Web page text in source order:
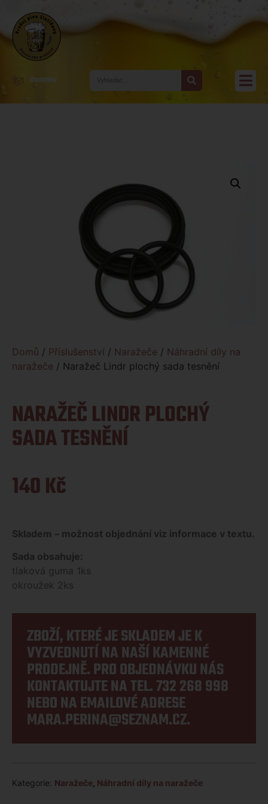
Kontakty
Domů / Příslušenství / Naražeče / Náhradní díly na
naražeče / Naražeč Lindr plochý sada tesnění
NARAŽEČ LINDR PLOCHÝ
SADA TESNĚNÍ
140Kč
Skladem – možnost objednání viz informace v textu.
Sada obsahuje:
tlaková guma 1ks
okroužek 2ks
ZBOŽÍ, KTERÉ JE SKLADEM JE K
VYZVEDNUTÍ NA NAŠÍ KAMENNÉ
PRODEJNĚ. PRO OBJEDNÁVKU NÁS
KONTAKTUJTE NA TEL.732 268 998
NEBO NA EMAILOVÉ ADRESE
MARA.PERINA@SEZNAM.CZ.
Kategorie: Naražeče Náhradní díly na naražeče